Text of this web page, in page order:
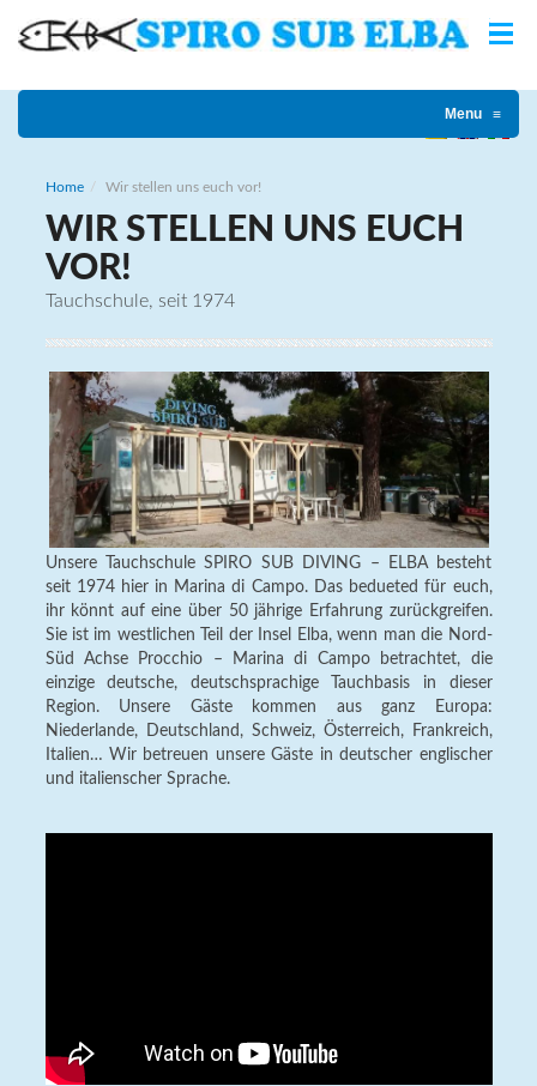
Menu ≡
Home Wir stellen uns euch vor!
WIR STELLEN UNS EUCH
VOR!
Tauchschule, seit 1974
Unsere Tauchschule SPIRO SUB DIVING – ELBA besteht
seit 1974 hier in Marina di Campo. Das bedueted für euch,
ihr könnt auf eine über 50 jährige Erfahrung zurückgreifen.
Sie ist im westlichen Teil der Insel Elba, wenn man die Nord-
Süd Achse Procchio – Marina di Campo betrachtet, die
einzige deutsche, deutschsprachige Tauchbasis in dieser
Region. Unsere Gäste kommen aus ganz Europa:
Niederlande, Deutschland, Schweiz, Österreich, Frankreich,
Italien… Wir betreuen unsere Gäste in deutscher englischer
und italienscher Sprache.